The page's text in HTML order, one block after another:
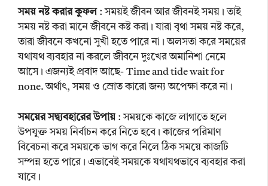
সময় নষ্ট করার কুফল: সময়ই জীবন আর জীবনই সময়। তাই
সময় নষ্ট করা মানে জীবনে কষ্ট করা। যারা বৃথা সময় নষ্ট করে,
তারা জীবনে কখনো সুখী হতে পারে না। অলসতা করে সময়ের
যথাযথ ব্যবহার না করলে জীবনে দুঃখের অমানিশা নেমে
আসে। এজন্যই প্রবাদ আছে- Time and tide wait for
none. অর্থাৎ, সময় ও স্রোত কারো জন্য অপেক্ষা করে না।
সময়ের সদ্ব্যবহারের উপায়: সময়কে কাজে লাগাতে হলে
উপযুক্ত সময় নির্বাচন করে নিতে হবে। কাজের পরিমাণ
বিবেচনা করে সময়কে ভাগ করে নিলে ঠিক সময়ে কাজটি
সম্পন্ন হতে পারে। এভাবেই সময়কে যথাযথভাবে ব্যবহার করা
যাবে।